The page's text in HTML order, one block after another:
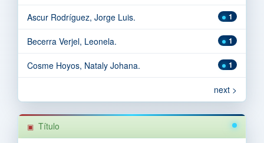
1
Ascur Rodríguez, Jorge Luis.
1
Becerra Verjel, Leonela.
1
Cosme Hoyos, Nataly Johana.
next >
Título